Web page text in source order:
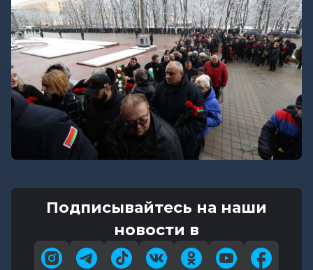
Подписывайтесь на наши
новости в